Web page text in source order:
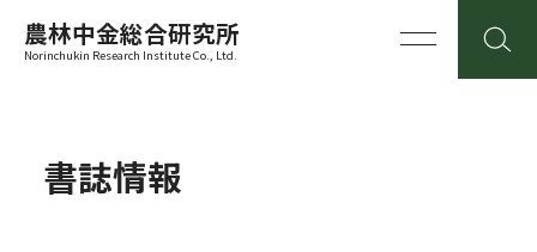
農林中金総合研究所
Norinchukin Research Institute Co., Ltd.
書誌情報